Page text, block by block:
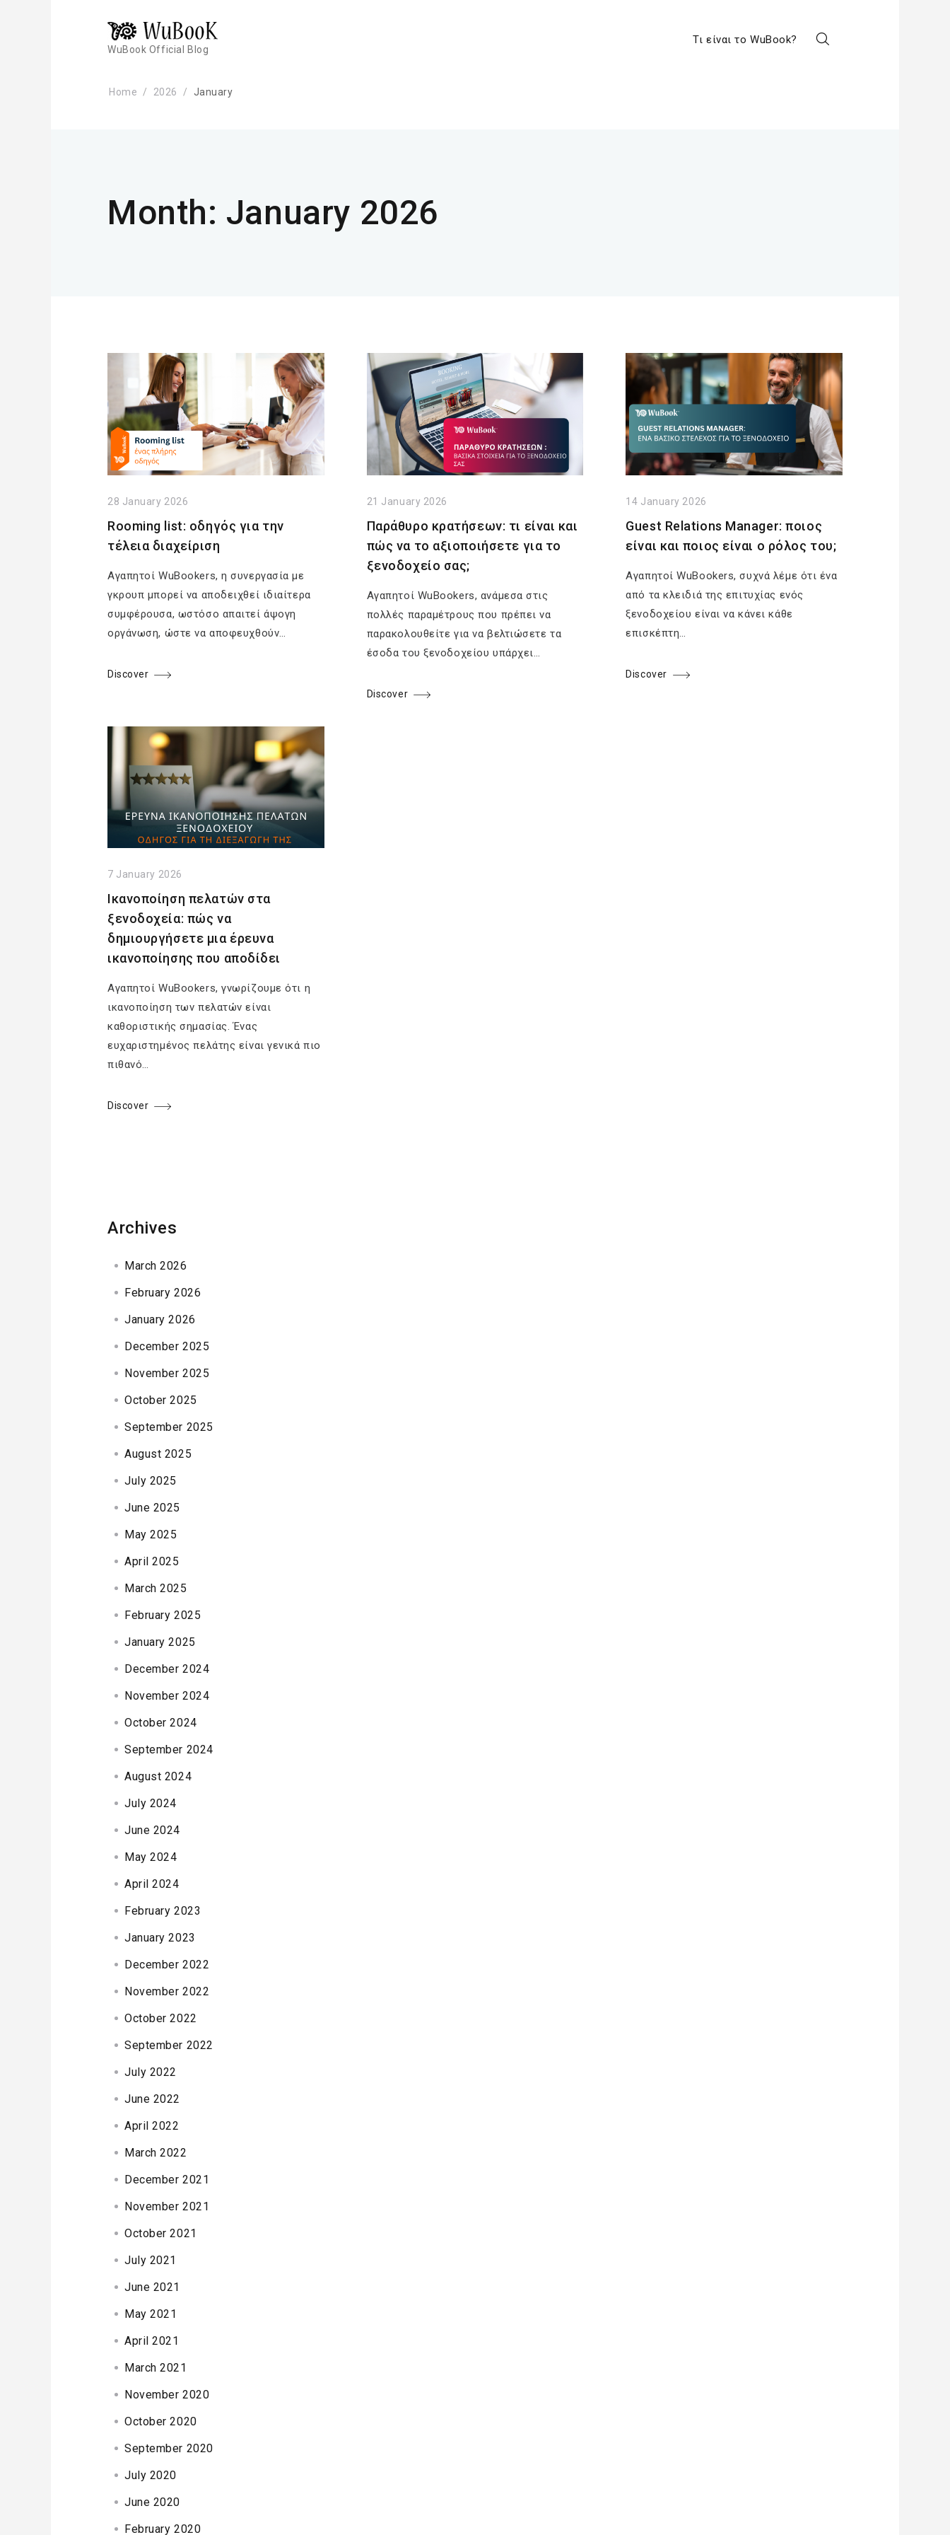
WuBook Official Blog
Τι είναι το WuBook?
Home 2026 January
Month: January 2026
28 January 2026
Rooming list: οδηγός για την
τέλεια διαχείριση
Αγαπητοί WuBookers, η συνεργασία με
γκρουπ μπορεί να αποδειχθεί ιδιαίτερα
συμφέρουσα, ωστόσο απαιτεί άψογη
οργάνωση, ώστε να αποφευχθούν…
Discover
21 January 2026
Παράθυρο κρατήσεων: τι είναι και
πώς να το αξιοποιήσετε για το
ξενοδοχείο σας;
Αγαπητοί WuBookers, ανάμεσα στις
πολλές παραμέτρους που πρέπει να
παρακολουθείτε για να βελτιώσετε τα
έσοδα του ξενοδοχείου υπάρχει…
Discover
14 January 2026
Guest Relations Manager: ποιος
είναι και ποιος είναι ο ρόλος του;
Αγαπητοί WuBookers, συχνά λέμε ότι ένα
από τα κλειδιά της επιτυχίας ενός
ξενοδοχείου είναι να κάνει κάθε
επισκέπτη…
Discover
7 January 2026
Ικανοποίηση πελατών στα
ξενοδοχεία: πώς να
δημιουργήσετε μια έρευνα
ικανοποίησης που αποδίδει
Αγαπητοί WuBookers, γνωρίζουμε ότι η
ικανοποίηση των πελατών είναι
καθοριστικής σημασίας. Ένας
ευχαριστημένος πελάτης είναι γενικά πιο
πιθανό…
Discover
Archives
March 2026
February 2026
January 2026
December 2025
November 2025
October 2025
September 2025
August 2025
July 2025
June 2025
May 2025
April 2025
March 2025
February 2025
January 2025
December 2024
November 2024
October 2024
September 2024
August 2024
July 2024
June 2024
May 2024
April 2024
February 2023
January 2023
December 2022
November 2022
October 2022
September 2022
July 2022
June 2022
April 2022
March 2022
December 2021
November 2021
October 2021
July 2021
June 2021
May 2021
April 2021
March 2021
November 2020
October 2020
September 2020
July 2020
June 2020
February 2020